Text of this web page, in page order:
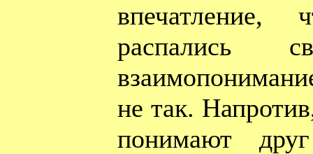
распались
не так.
понимают